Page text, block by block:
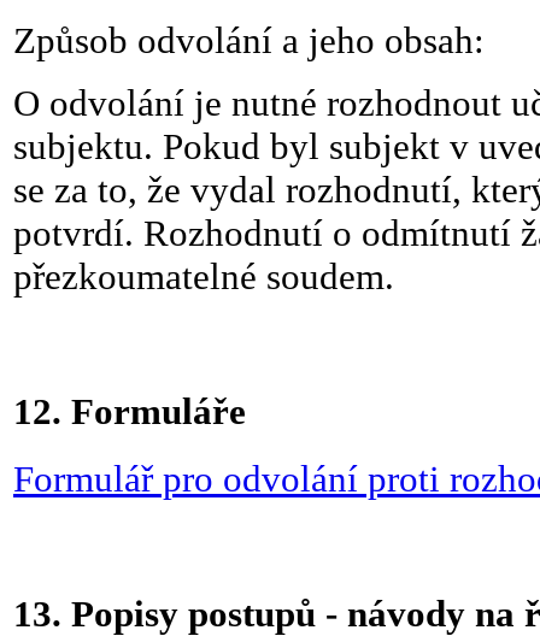
Způsob odvolání a jeho obsah:
O odvolání je nutné rozhodnout
subjektu. Pokud byl subjekt v
se za to, že vydal rozhodnutí,
potvrdí. Rozhodnutí o odmítnutí
přezkoumatelné soudem.
12. Formuláře
Formulář pro odvolání proti
13. Popisy postupů - návody na